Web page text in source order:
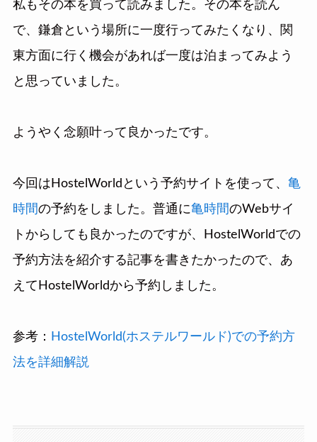
私もその本を買って読みました。その本を読ん
で、鎌倉という場所に一度行ってみたくなり、関
東方面に行く機会があれば一度は泊まってみよう
と思っていました。
ようやく念願叶って良かったです。
今回はHostelWorldという予約サイトを使って、 亀
時間の予約をしました。普通に亀時間のWebサイ
トからしても良かったのですが、HostelWorldでの
予約方法を紹介する記事を書きたかったので、あ
えてHostelWorldから予約しました。
参考：
HostelWorld(ホステルワールド)での予約方
法を詳細解説